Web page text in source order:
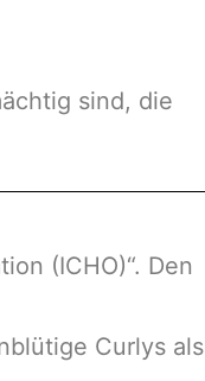
sind, die
(ICHO)“. Den
Curlys als